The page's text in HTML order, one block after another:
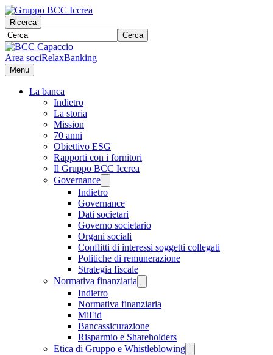
Ricerca
Cerca
Area sociRelaxBanking
Menu
La banca
Indietro
La storia
Mission
70 anni
Obiettivo ESG
Rapporti con i fornitori
Il Gruppo BCC Iccrea
Governance
Indietro
Governance
Dati societari
Governo societario
Organi sociali
Conflitti di interessi soggetti collegati
Politiche di remunerazione
Strategia fiscale
Normativa finanziaria
Indietro
Normativa finanziaria
MiFid
Bancassicurazione
Risparmio e Shareholders
Etica di Gruppo e Whistleblowing